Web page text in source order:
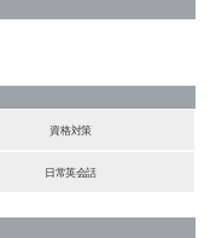
資格対策
日常英会話